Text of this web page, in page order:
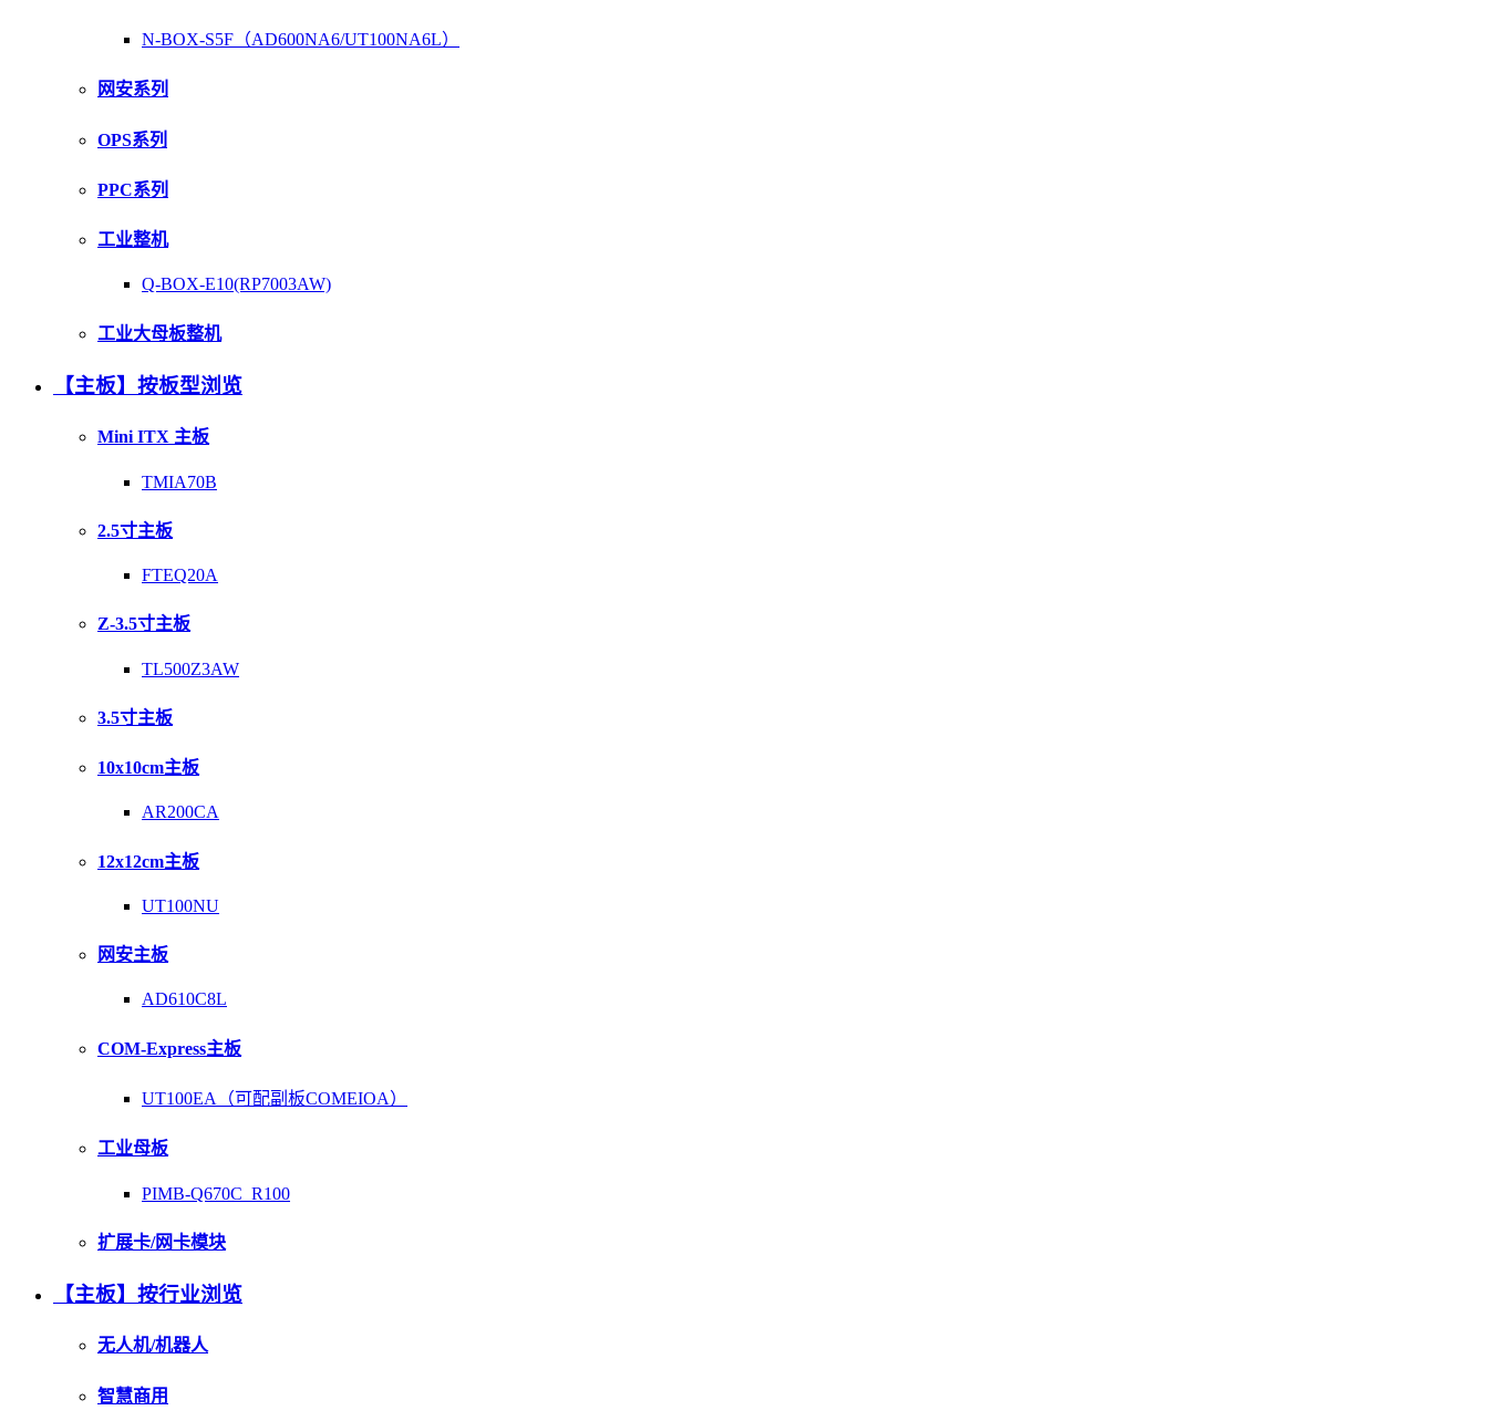
N-BOX-S5F（AD600NA6/UT100NA6L）
网安系列
OPS系列
PPC系列
工业整机
Q-BOX-E10(RP7003AW)
工业大母板整机
【主板】按板型浏览
Mini ITX 主板
TMIA70B
2.5寸主板
FTEQ20A
Z-3.5寸主板
TL500Z3AW
3.5寸主板
10x10cm主板
AR200CA
12x12cm主板
UT100NU
网安主板
AD610C8L
COM-Express主板
UT100EA（可配副板COMEIOA）
工业母板
PIMB-Q670C_R100
扩展卡/网卡模块
【主板】按行业浏览
无人机/机器人
智慧商用